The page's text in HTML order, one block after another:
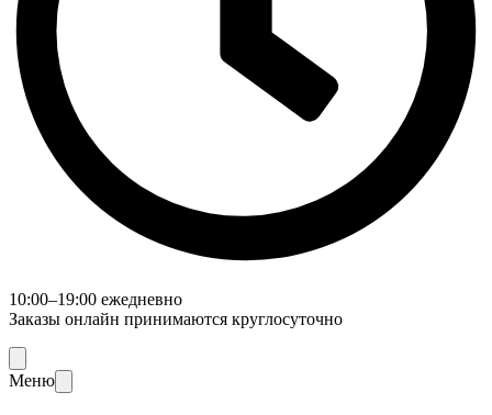
10:00–19:00 ежедневно
Заказы онлайн принимаются круглосуточно
Меню